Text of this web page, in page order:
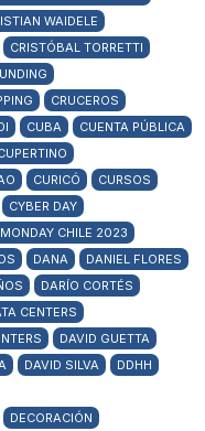
WAIDELE
CRISTÓBAL TORRETTI
CRUCEROS
CUBA
CUENTA PÚBLICA
CURICÓ
CURSOS
CYBER DAY
CHILE 2023
DANA
DANIEL FLORES
DARÍO CORTÉS
CENTERS
DAVID GUETTA
DAVID SILVA
DDHH
DECORACIÓN